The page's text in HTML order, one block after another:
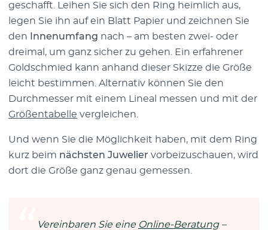
geschafft. Leihen Sie sich den Ring heimlich aus,
legen Sie ihn auf ein Blatt Papier und zeichnen Sie
den
Innenumfang nach – am besten zwei- oder
dreimal, um ganz sicher zu gehen. Ein erfahrener
Goldschmied kann anhand dieser Skizze die Größe
leicht bestimmen. Alternativ können Sie den
Durchmesser mit einem Lineal messen und mit der
Größentabelle vergleichen.
Und wenn Sie die Möglichkeit haben, mit dem Ring
kurz beim nächsten Juwelier vorbeizuschauen, wird
dort die Größe ganz genau gemessen.
Vereinbaren Sie eine Online-Beratung–